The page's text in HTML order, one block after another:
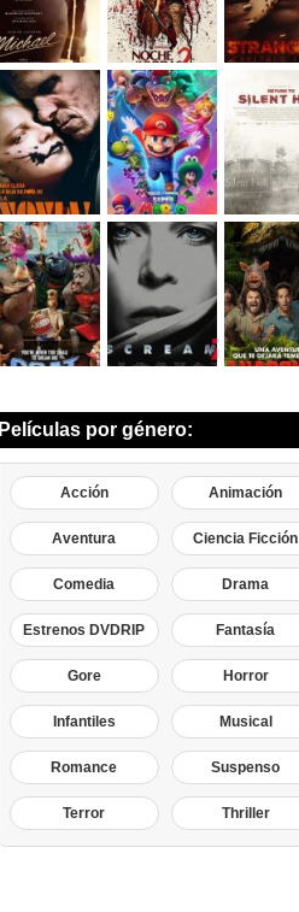
Películas por género:
Acción Animación
Aventura Ciencia Ficción
Comedia Drama
Estrenos DVDRIP Fantasía
Gore Horror
Infantiles Musical
Romance Suspenso
Terror Thriller